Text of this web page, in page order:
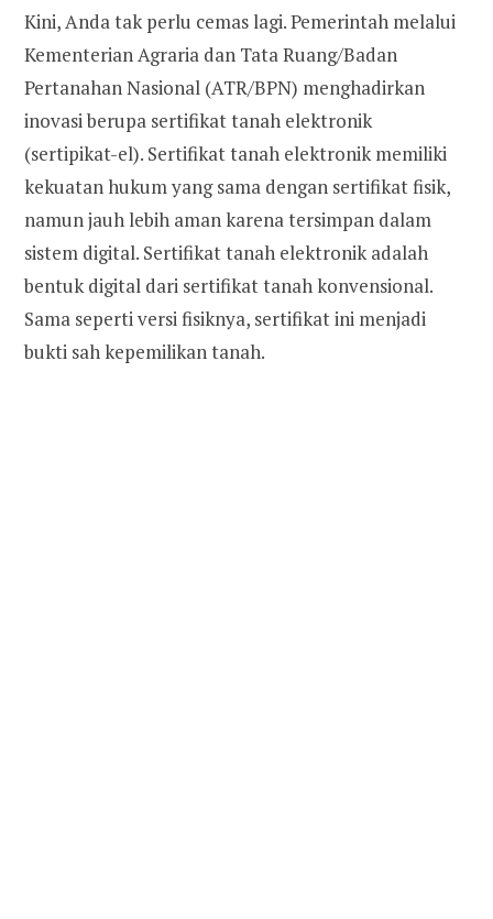
Kini, Anda tak perlu cemas lagi. Pemerintah melalui
Kementerian Agraria dan Tata Ruang/Badan
Pertanahan Nasional (ATR/BPN) menghadirkan
inovasi berupa sertifikat tanah elektronik
(sertipikat-el). Sertifikat tanah elektronik memiliki
kekuatan hukum yang sama dengan sertifikat fisik,
namun jauh lebih aman karena tersimpan dalam
sistem digital. Sertifikat tanah elektronik adalah
bentuk digital dari sertifikat tanah konvensional.
Sama seperti versi fisiknya, sertifikat ini menjadi
bukti sah kepemilikan tanah.